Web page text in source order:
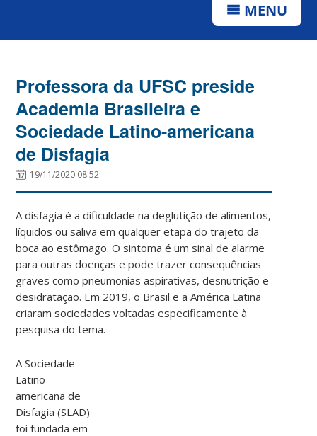
MENU
Professora da UFSC preside
Academia Brasileira e
Sociedade Latino-americana
de Disfagia
19/11/2020 08:52
A disfagia é a dificuldade na deglutição de alimentos,
líquidos ou saliva em qualquer etapa do trajeto da
boca ao estômago. O sintoma é um sinal de alarme
para outras doenças e pode trazer consequências
graves como pneumonias aspirativas, desnutrição e
desidratação. Em 2019, o Brasil e a América Latina
criaram sociedades voltadas especificamente à
pesquisa do tema.
A Sociedade
Latino-
americana de
Disfagia (SLAD)
foi fundada em